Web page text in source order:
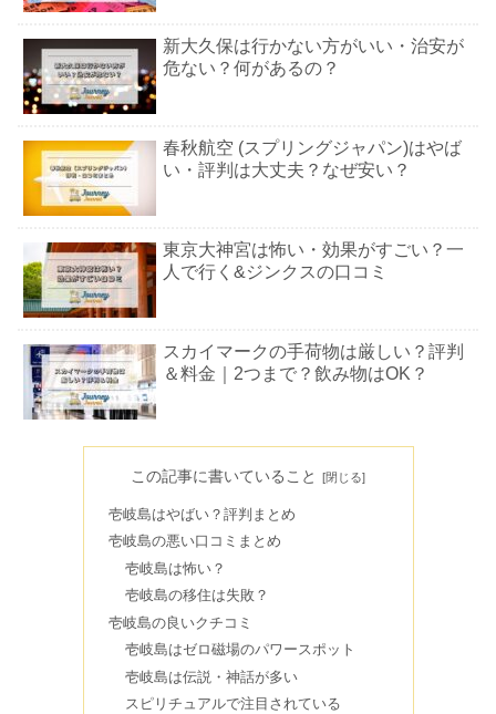
新大久保は行かない方がいい・治安が
危ない？何があるの？
春秋航空 (スプリングジャパン)はやば
い・評判は大丈夫？なぜ安い？
東京大神宮は怖い・効果がすごい？一
人で行く&ジンクスの口コミ
スカイマークの手荷物は厳しい？評判
＆料金｜2つまで？飲み物はOK？
諏訪神社はやばい？ゼロ磁場の大社で
呼ばれる体験&なんの神様？
いい？ご利益&見どころを紹介
大回り乗車は怒られる・違法？ルール
やSuicaは？切符の制限時間も
この記事に書いていること
壱岐島はやばい？評判まとめ
壱岐島の悪い口コミまとめ
壱岐島は怖い？
壱岐島の移住は失敗？
壱岐島の良いクチコミ
壱岐島はゼロ磁場のパワースポット
壱岐島は伝説・神話が多い
スピリチュアルで注目されている